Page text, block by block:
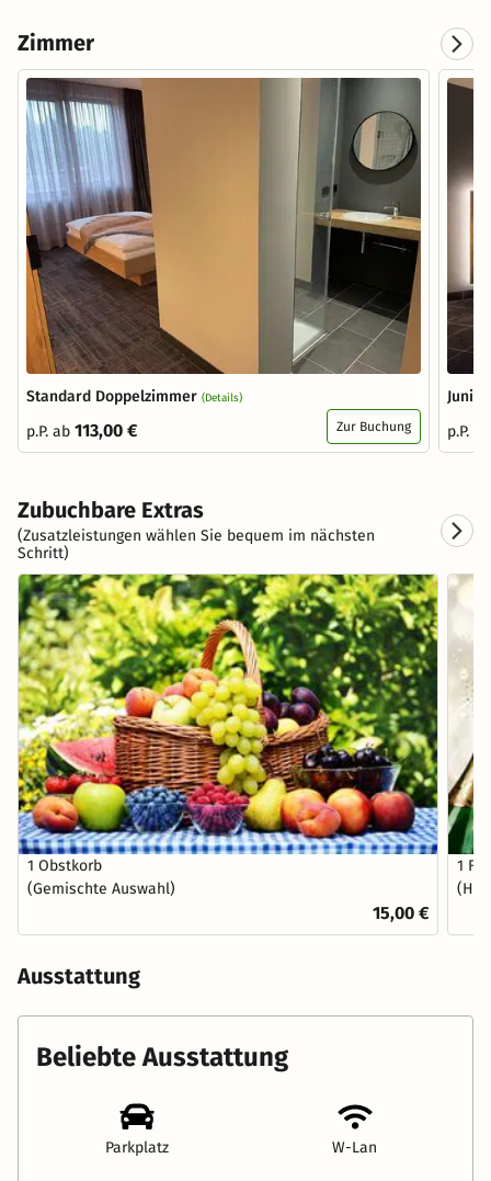
Zimmer
Standard Doppelzimmer (Details)
p.P. ab 113,00 € Zur Buchung
p.P.
Zubuchbare Extras
(Zusatzleistungen wählen Sie bequem im nächsten
Schritt)
1 Obstkorb
(Gemischte Auswahl)
15,00 €
1
Ausstattung
Beliebte Ausstattung
Parkplatz W-Lan